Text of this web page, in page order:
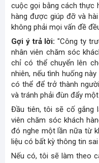
cuộc gọi bằng cách thực
hàng được giúp đỡ và
không phải mọi vấn đề
Gợi ý trả lời:"Công ty
nhân viên chăm sóc
chỉ có thể chuyển lên
nhiên, nếu tình huống
có thể để trở thành
và tránh phải đùn đẩy
Đầu tiên, tôi sẽ cố gắng
viên chăm sóc khách
đó nghe một lần nữa từ
liệu có bất kỳ thông tin
Nếu có, tôi sẽ làm theo